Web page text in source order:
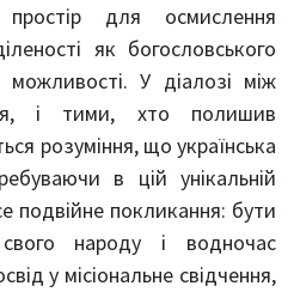
простір для осмислення
як богословського
можливості. У діалозі між
і тими, хто полишив
розуміння, що українська
в цій унікальній
подвійне покликання: бути
народу і водночас
у місіональне свідчення,